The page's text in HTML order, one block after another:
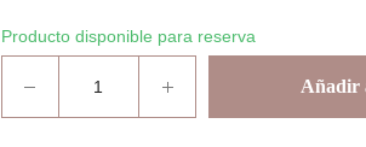
Producto disponible para reserva
Añadir